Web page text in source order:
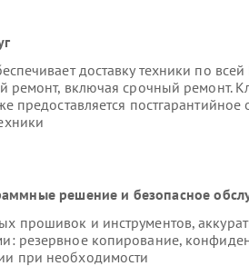
доставку техники по
ремонт, включая срочный ремонт.
предоставляется
решение и безопасное
прошивок и инструментов,
резервное копирование,
при необходимости